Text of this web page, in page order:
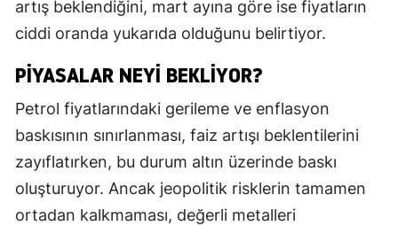
artış beklendiğini, mart ayına göre ise fiyatların
ciddi oranda yukarıda olduğunu belirtiyor.
PIYASALAR NEYI BEKLIYOR?
Petrol fiyatlarındaki gerileme ve enflasyon
baskısının sınırlanması, faiz artışı beklentilerini
zayıflatırken, bu durum altın üzerinde baskı
oluşturuyor. Ancak jeopolitik risklerin tamamen
ortadan kalkmaması, değerli metalleri